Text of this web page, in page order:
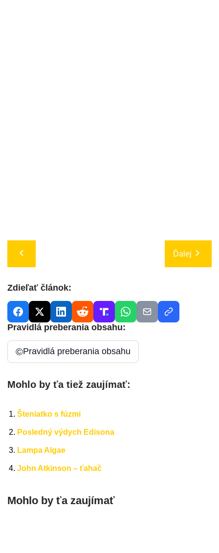
Ďalej
Zdieľať článok:
Pravidlá preberania obsahu:
©Pravidlá preberania obsahu
Mohlo by ťa tiež zaujímať:
Šteniatko s fúzmi
Posledný výdych Edisona
Lampa Algae
John Atkinson – ťahač
Mohlo by ťa zaujímať